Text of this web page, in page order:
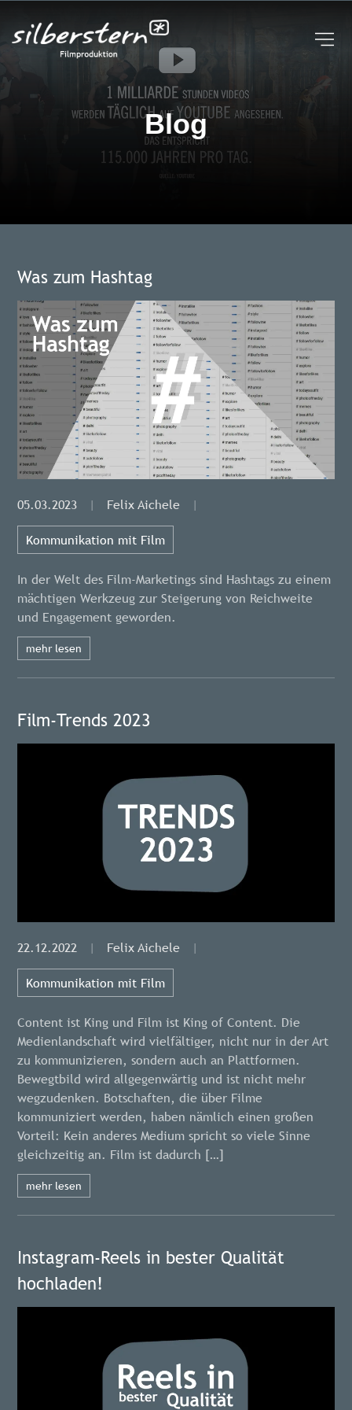
STUDIO | KAMERAROBOTER
FAQ
BROSCHÜRE
BLOG
EVENTREIHE
KONTAKT
Blog
Was zum Hashtag
05.03.2023 | Felix Aichele |
Kommunikation mit Film
In der Welt des Film-Marketings sind Hashtags zu einem
mächtigen Werkzeug zur Steigerung von Reichweite
und Engagement geworden.
mehr lesen
Film-Trends 2023
22.12.2022 | Felix Aichele |
Kommunikation mit Film
Content ist King und Film ist King of Content. Die
Medienlandschaft wird vielfältiger, nicht nur in der Art
zu kommunizieren, sondern auch an Plattformen.
Bewegtbild wird allgegenwärtig und ist nicht mehr
wegzudenken. Botschaften, die über Filme
kommuniziert werden, haben nämlich einen großen
Vorteil: Kein anderes Medium spricht so viele Sinne
gleichzeitig an. Film ist dadurch […]
mehr lesen
Instagram-Reels in bester Qualität
hochladen!